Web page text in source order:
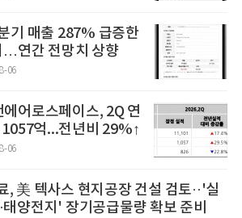
기 매출 287% 급증한
…연간 전망치 상향
06
에어로스페이스, 2Q 연
억...전년비 29%↑
06
, 美 텍사스 현지공장 건설 검토··'실
태양전지' 장기공급물량 확보 준비